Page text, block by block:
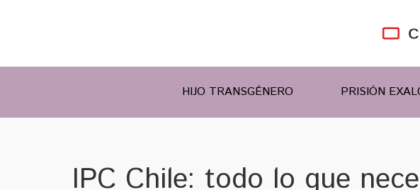
HIJO TRANSGÉNERO PRISIÓN
IPC Chile: todo lo que